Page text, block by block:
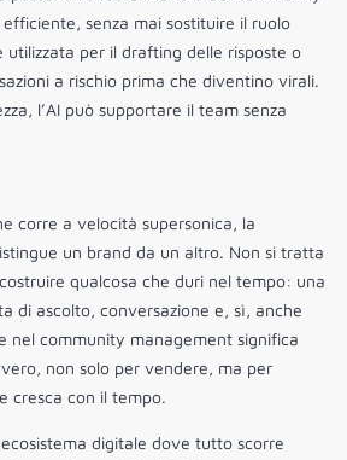
senza mai sostituire il ruolo
utilizzata per il drafting delle risposte o
a rischio prima che diventino virali.
l’AI può supportare il team senza
corre a velocità supersonica, la
un brand da un altro. Non si tratta
qualcosa che duri nel tempo: una
di ascolto, conversazione e, sì, anche
nel community management significa
non solo per vendere, ma per
cresca con il tempo.
digitale dove tutto scorre